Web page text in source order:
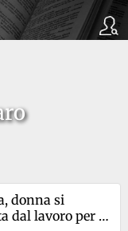
donna si
dal lavoro per